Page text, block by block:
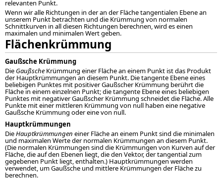
relevanten Punkt.
Wenn wir alle Richtungen in der an der Fläche tangentialen Ebene an
unserem Punkt betrachten und die Krümmung von normalen
Schnittkurven in all diesen Richtungen berechnen, wird es einen
maximalen und minimalen Wert geben.
Flächenkrümmung
Gaußsche Krümmung
Die Gaußsche Krümmung einer Fläche an einem Punkt ist das Produkt
der Hauptkrümmungen an diesem Punkt. Die tangente Ebene eines
beliebigen Punktes mit positiver Gaußscher Krümmung berührt die
Fläche in einem einzelnen Punkt; die tangente Ebene eines beliebigen
Punktes mit negativer Gaußscher Krümmung schneidet die Fläche. Alle
Punkte mit einer mittleren Krümmung von null haben eine negative
Gaußsche Krümmung oder eine von null.
Hauptkrümmungen
DieHauptkrümmungen einer Fläche an einem Punkt sind die minimalen
und maximalen Werte der normalen Krümmungen an diesem Punkt.
(Die normalen Krümmungen sind die Krümmungen von Kurven auf der
Fläche, die auf den Ebenen liegt, die den Vektor, der tangential zum
gegebenen Punkt liegt, enthalten.) Hauptkrümmungen werden
verwendet, um Gaußsche und mittlere Krümmungen der Fläche zu
berechnen.